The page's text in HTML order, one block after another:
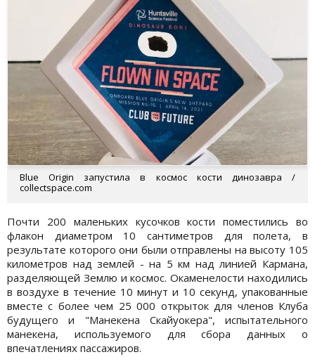
Blue Origin запустила в космос кости динозавра /
collectspace.com
Почти 200 маленьких кусочков кости поместились во
флакон диаметром 10 сантиметров для полета, в
результате которого они были отправлены на высоту 105
километров над землей - на 5 км над линией Кармана,
разделяющей Землю и космос. Окаменелости находились
в воздухе в течение 10 минут и 10 секунд, упакованные
вместе с более чем 25 000 открыток для членов Клуба
будущего и "Манекена Скайуокера", испытательного
манекена, используемого для сбора данных о
впечатлениях пассажиров.